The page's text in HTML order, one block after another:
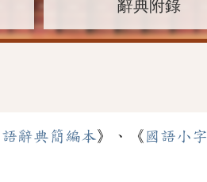
辭典附錄
語辭典簡編本》、《 國語小字